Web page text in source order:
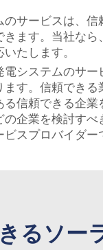
のサービスは、
ます。当社なら
たします。
電システムのサ
ます。信頼でき
る信頼できる企
企業を検討すべ
スプロバイダー
るソー